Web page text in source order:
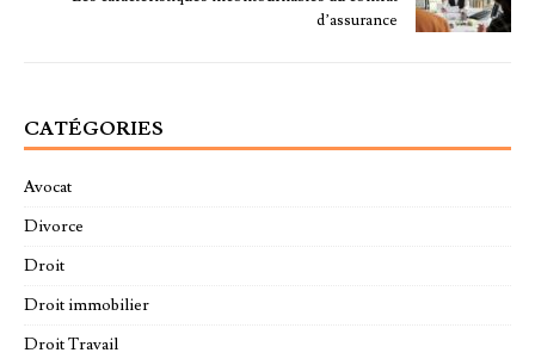
d’assurance
CATÉGORIES
Avocat
Divorce
Droit
Droit immobilier
Droit Travail